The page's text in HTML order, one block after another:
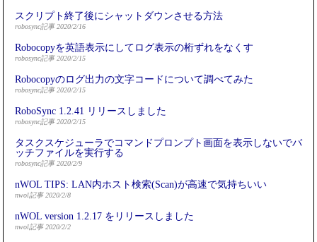
スクリプト終了後にシャットダウンさせる方法
robosync記事 2020/2/16
Robocopyを英語表示にしてログ表示の桁ずれをなくす
robosync記事 2020/2/15
Robocopyのログ出力の文字コードについて調べてみた
robosync記事 2020/2/15
RoboSync 1.2.41 リリースしました
robosync記事 2020/2/15
タスクスケジューラでコマンドプロンプト画面を表示しないでバ
ッチファイルを実行する
robosync記事 2020/2/9
nWOL TIPS: LAN内ホスト検索(Scan)が高速で気持ちいい
nwol記事 2020/2/8
nWOL version 1.2.17 をリリースしました
nwol記事 2020/2/2